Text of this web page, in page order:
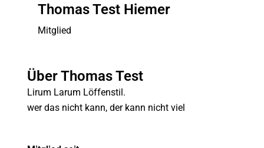
Thomas Test Hiemer
Mitglied
Über Thomas Test
Lirum Larum Löffenstil.
wer das nicht kann, der kann nicht viel